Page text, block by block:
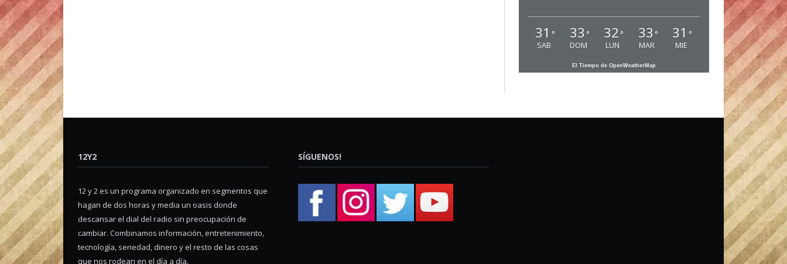
31 °
SAB
33 °
DOM
32 °
LUN
33 °
MAR
31 °
MIE
El Tiempo de OpenWeatherMap
12Y2
12 y 2 es un programa organizado en segmentos que
hagan de dos horas y media un oasis donde
descansar el dial del radio sin preocupación de
cambiar. Combinamos información, entretenimiento,
tecnología, seriedad, dinero y el resto de las cosas
que nos rodean en el día a día.
SÍGUENOS!